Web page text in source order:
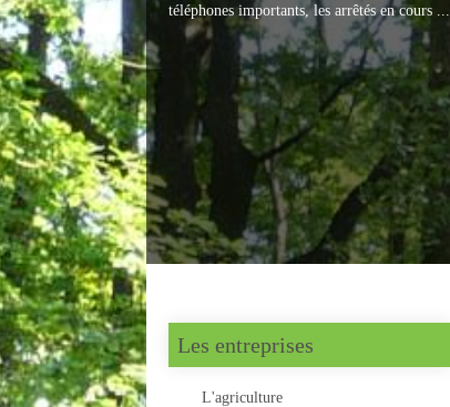
téléphones importants, les arrêtés en cours ...
Les entreprises
L'agriculture